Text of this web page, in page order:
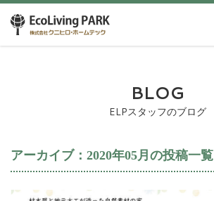
BLOG
ELPスタッフのブログ
アーカイブ：2020年05月の投稿一覧